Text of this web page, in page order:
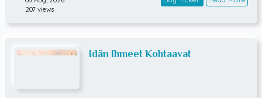
207 views
Idän Ihmeet Kohtaavat